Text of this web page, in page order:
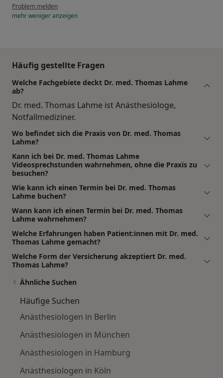
Problem melden
mehrwenigeranzeigen
Häufig gestellte Fragen
Welche Fachgebiete deckt Dr. med. Thomas Lahme
ab?
Dr. med. Thomas Lahme ist Anästhesiologe,
Notfallmediziner.
Wo befindet sich die Praxis von Dr. med. Thomas
Lahme?
Kann ich bei Dr. med. Thomas Lahme
Videosprechstunden wahrnehmen, ohne die Praxis zu
besuchen?
Wie kann ich einen Termin bei Dr. med. Thomas
Lahme buchen?
Wann kann ich einen Termin bei Dr. med. Thomas
Lahme wahrnehmen?
Welche Erfahrungen haben Patient:innen mit Dr. med.
Thomas Lahme gemacht?
Welche Form der Versicherung akzeptiert Dr. med.
Thomas Lahme?
Ähnliche Suchen
Häufige Suchen
Anästhesiologen in Berlin
Anästhesiologen in München
Anästhesiologen in Hamburg
Anästhesiologen in Köln